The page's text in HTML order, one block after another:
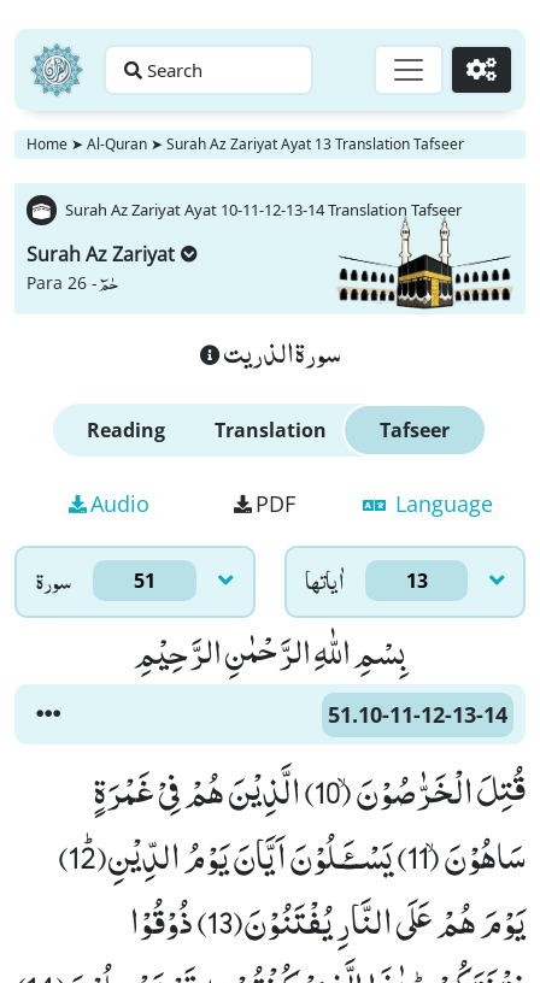
Search Go
Home ➤ Al-Quran ➤ Surah Az Zariyat Ayat 13 Translation Tafseer
Surah Az Zariyat Ayat 10-11-12-13-14 Translation Tafseer
Surah Az Zariyat
Para 26 -حٰمٓ
سورة الذريت
Reading Translation Tafseer
Audio PDF Language
سورۃ 51 اٰياتها 13
بِسْمِ اللّٰهِ الرَّحْمٰنِ الرَّحِیْمِ
51.10-11-12-13-14
قُتِلَ الْخَرّٰصُوْنَۙ (10) الَّذِیْنَ هُمْ فِیْ غَمْرَةٍ
سَاهُوْنَۙ (11) یَسْــٴَـلُوْنَ اَیَّانَ یَوْمُ الدِّیْنِﭤ(12)
یَوْمَ هُمْ عَلَى النَّارِ یُفْتَنُوْنَ(13) ذُوْقُوْا